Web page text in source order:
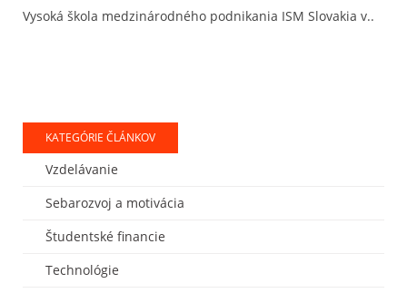
Vysoká škola medzinárodného podnikania ISM Slovakia v..
KATEGÓRIE ČLÁNKOV
Vzdelávanie
Sebarozvoj a motivácia
Študentské financie
Technológie